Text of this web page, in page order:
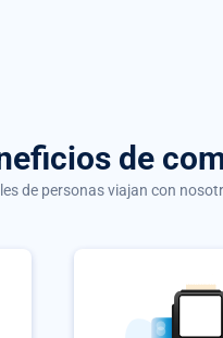
de
de personas viajan con